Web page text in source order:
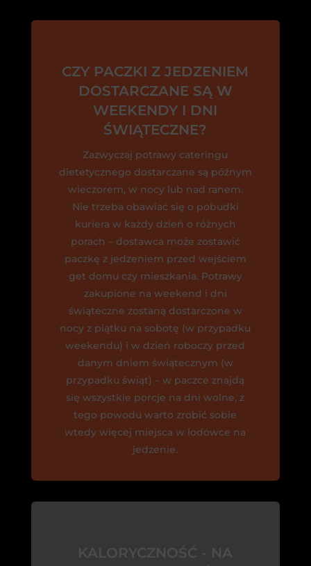
CZY PACZKI Z JEDZENIEM
DOSTARCZANE SĄ W
WEEKENDY I DNI
ŚWIĄTECZNE?
Zazwyczaj potrawy cateringu
dietetycznego dostarczane są późnym
wieczorem, w nocy lub nad ranem.
Nie trzeba obawiać się o pobudki
kuriera w każdy dzień o różnych
porach – dostawca może zostawić
paczkę z jedzeniem przed wejściem
get domu czy mieszkania. Potrawy
zakupione na weekend i dni
świąteczne zostaną dostarczone w
nocy z piątku na sobotę (w przypadku
weekendu) i w dzień roboczy przed
danym dniem świątecznym (w
przypadku świąt) – w paczce znajdą
się wszystkie porcje na dni wolne, z
tego powodu warto zrobić sobie
wtedy więcej miejsca w lodówce na
jedzenie.